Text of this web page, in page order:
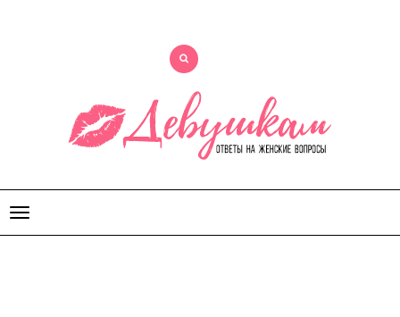
Открыть
меню